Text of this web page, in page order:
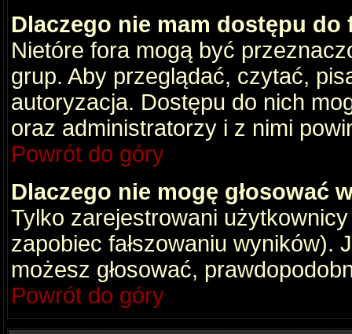
Dlaczego nie mam dostępu do
Nietóre fora mogą być
grup. Aby przeglądać, czytać,
autoryzacja. Dostępu do nich
oraz administratorzy i z nimi
Powrót do góry
Dlaczego nie mogę głosować
Tylko zarejestrowani
zapobiec fałszowaniu wyników).
możesz głosować,
Powrót do góry